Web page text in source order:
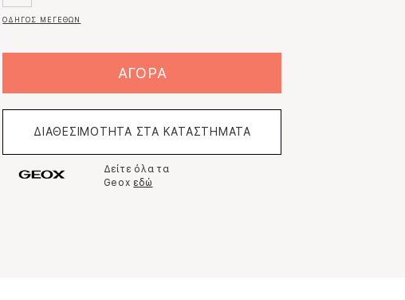
ΟΔΗΓΟΣ ΜΕΓΕΘΩΝ
ΑΓΟΡΑ
ΔΙΑΘΕΣΙΜΟΤΗΤΑ ΣΤΑ ΚΑΤΑΣΤΗΜΑΤΑ
Δείτε όλα τα
Geox εδώ